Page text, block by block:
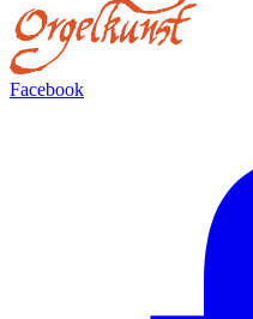
Facebook